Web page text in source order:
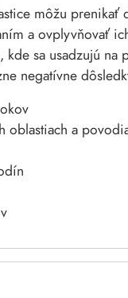
môžu prenikať
a ovplyvňovať
sa usadzujú na
negatívne
oblastiach a